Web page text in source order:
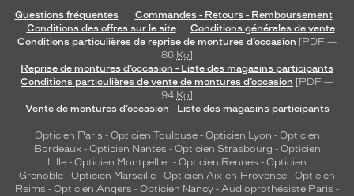
Questions fréquentes
Commandes - Retours - Remboursement
Conditions des offres sur le site
Conditions générales de vente
Conditions particulières de reprise de montures d’occasion [PDF —
86 Ko]
Reprise de montures d’occasion - Liste des magasins participants
Conditions particulières de vente de montures d’occasion [PDF —
94 Ko]
Vente de montures d’occasion - Liste des magasins participants
Opticien Paris - Opticien Toulouse- Opticien Lyon - Opticien
Bordeaux- Opticien Nantes - Opticien Strasbourg - Opticien
Lille - Opticien Montpellier - Opticien Rennes - Opticien
Grenoble - Opticien Marseille - Opticien Aix-en-Provence - Opticien
Reims - Opticien Angers - Opticien Nancy - Audioprothésiste Paris -